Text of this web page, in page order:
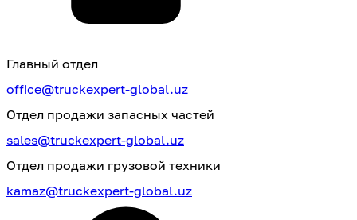
Главный отдел
office@truckexpert-global.uz
Отдел продажи запасных частей
sales@truckexpert-global.uz
Отдел продажи грузовой техники
kamaz@truckexpert-global.uz